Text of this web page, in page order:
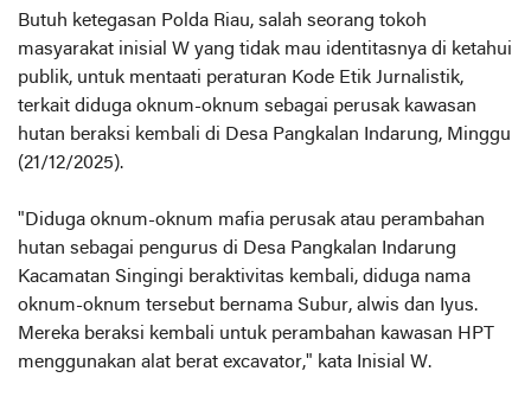
Butuh ketegasan Polda Riau, salah seorang tokoh
masyarakat inisial W yang tidak mau identitasnya di ketahui
publik, untuk mentaati peraturan Kode Etik Jurnalistik,
terkait diduga oknum-oknum sebagai perusak kawasan
hutan beraksi kembali di Desa Pangkalan Indarung, Minggu
(21/12/2025).
"Diduga oknum-oknum mafia perusak atau perambahan
hutan sebagai pengurus di Desa Pangkalan Indarung
Kacamatan Singingi beraktivitas kembali, diduga nama
oknum-oknum tersebut bernama Subur, alwis dan Iyus.
Mereka beraksi kembali untuk perambahan kawasan HPT
menggunakan alat berat excavator," kata Inisial W.